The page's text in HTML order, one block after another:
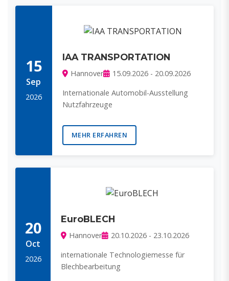
15
Sep
2026
IAA TRANSPORTATION
Hannover
15.09.2026 - 20.09.2026
Internationale Automobil-Ausstellung
Nutzfahrzeuge
MEHR ERFAHREN
20
Oct
2026
EuroBLECH
Hannover
20.10.2026 - 23.10.2026
internationale Technologiemesse für
Blechbearbeitung